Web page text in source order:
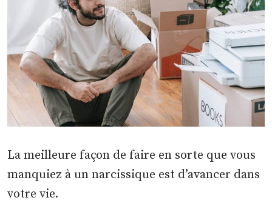
La meilleure façon de faire en sorte que vous
manquiez à un narcissique est d’avancer dans
votre vie.